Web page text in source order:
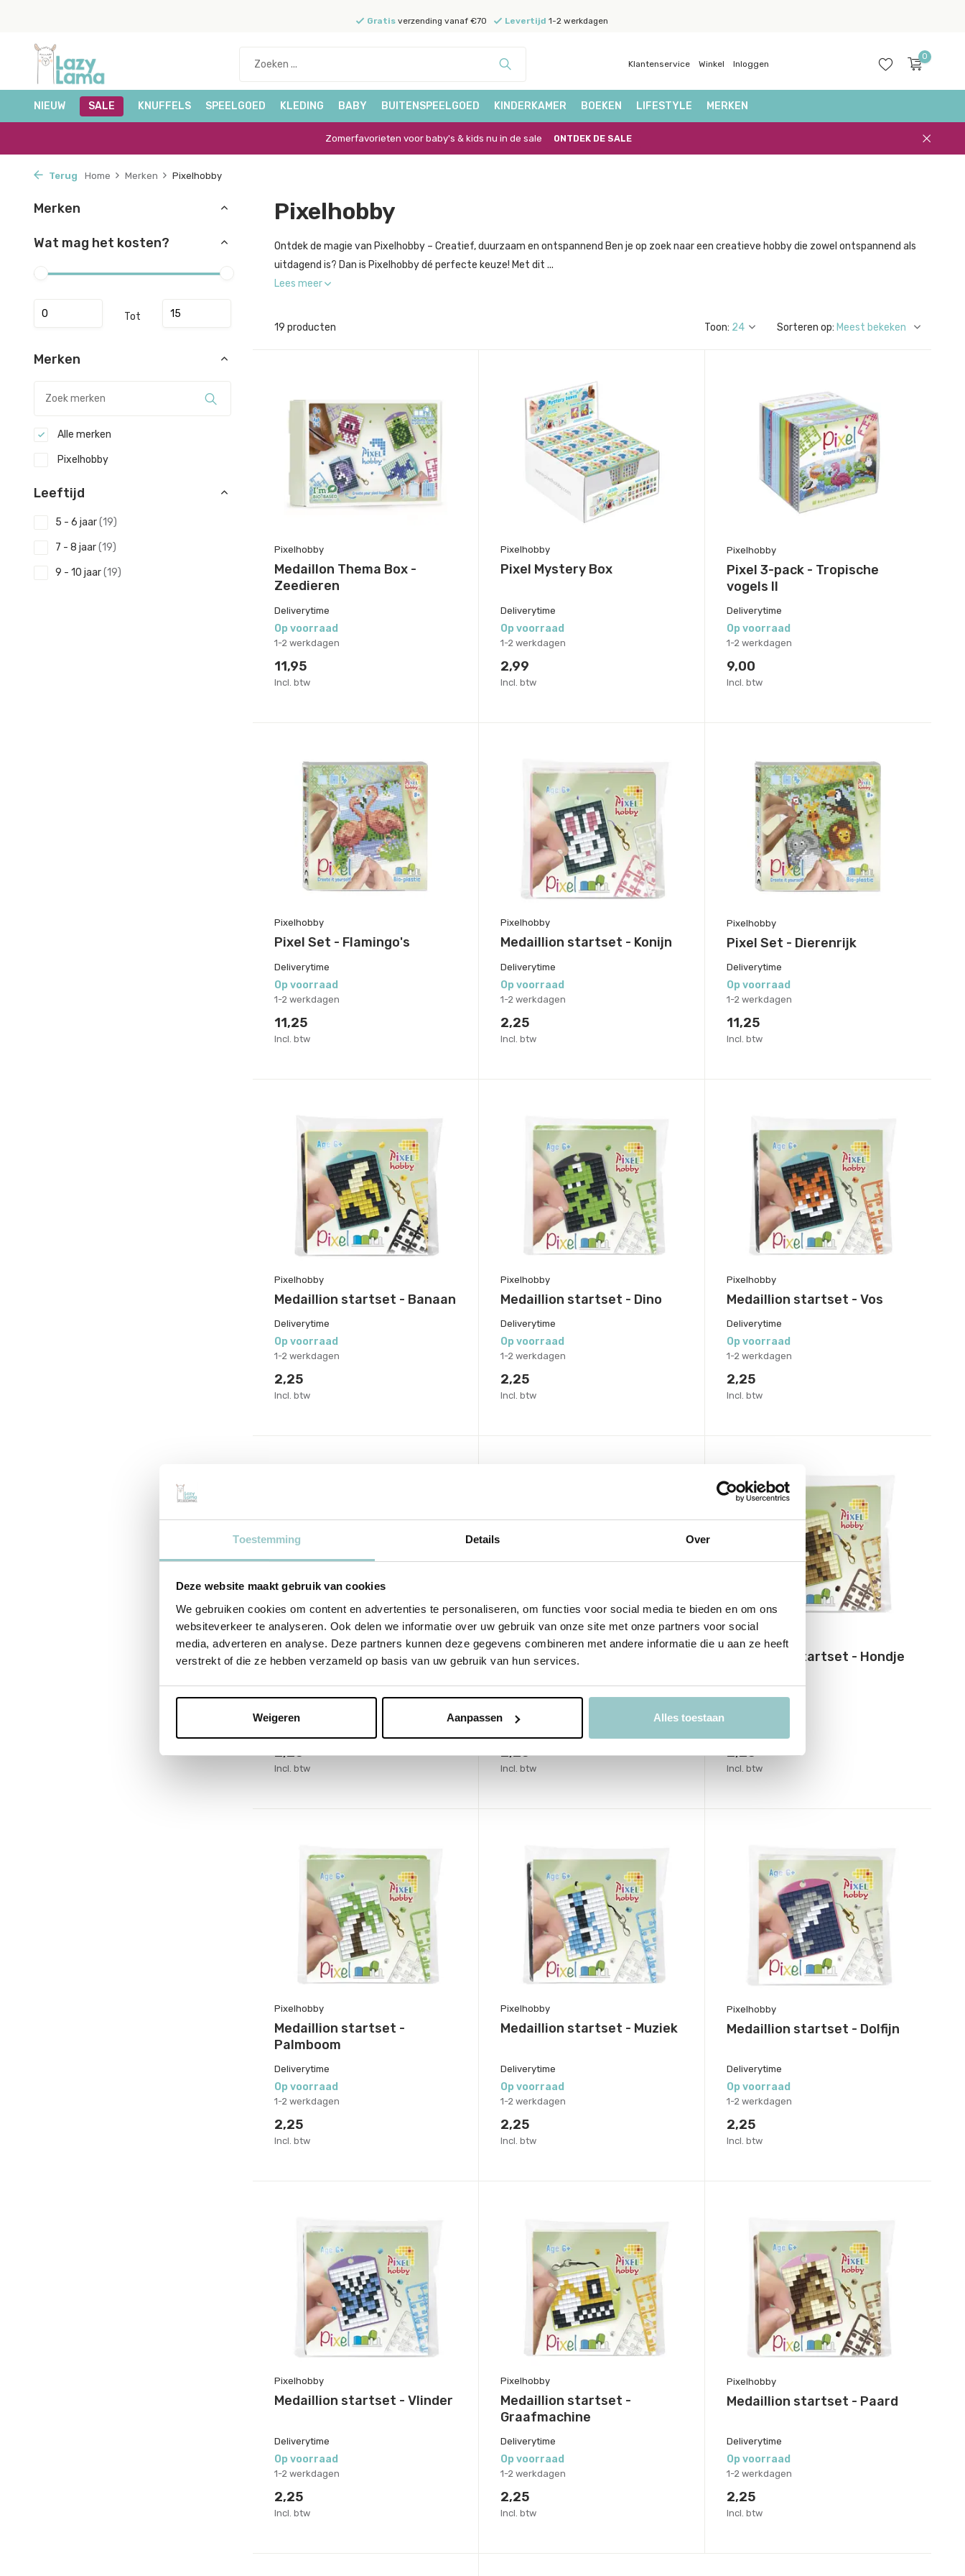
Toestemming Details Over
Deze website maakt gebruik van cookies
We gebruiken cookies om content en advertenties te personaliseren, om functies voor social media te bieden en om ons
websiteverkeer te analyseren. Ook delen we informatie over uw gebruik van onze site met onze partners voor social
media, adverteren en analyse. Deze partners kunnen deze gegevens combineren met andere informatie die u aan ze heeft
verstrekt of die ze hebben verzameld op basis van uw gebruik van hun services.
Weigeren Aanpassen Alles toestaan
Gratisverzending vanaf €70 Levertijd 1-2 werkdagen
Klantenservice Winkel Inloggen
0
NIEUW SALE KNUFFELS SPEELGOED KLEDING BABY BUITENSPEELGOED KINDERKAMER BOEKEN LIFESTYLE MERKEN
Zomerfavorieten voor baby's & kids nu in de sale ONTDEK DE SALE
Terug Home Merken Pixelhobby
Merken
Wat mag het kosten?
Tot
Merken
Alle merken
Pixelhobby
Leeftijd
5 - 6 jaar(19)
7 - 8 jaar(19)
9 - 10 jaar(19)
Pixelhobby
Ontdek de magie van Pixelhobby – Creatief, duurzaam en ontspannend Ben je op zoek naar een creatieve hobby die zowel ontspannend als
uitdagend is? Dan is Pixelhobby dé perfecte keuze! Met dit ...
Lees meer
19 producten Toon: Sorteren op:
Pixelhobby
Medaillon Thema Box -
Zeedieren
Deliverytime
Op voorraad
1-2 werkdagen
11,95
Incl. btw
Pixelhobby
Pixel Mystery Box
Deliverytime
Op voorraad
1-2 werkdagen
2,99
Incl. btw
Pixelhobby
Pixel 3-pack - Tropische
vogels II
Deliverytime
Op voorraad
1-2 werkdagen
9,00
Incl. btw
Pixelhobby
Pixel Set - Flamingo's
Deliverytime
Op voorraad
1-2 werkdagen
11,25
Incl. btw
Pixelhobby
Medaillion startset - Konijn
Deliverytime
Op voorraad
1-2 werkdagen
2,25
Incl. btw
Pixelhobby
Pixel Set - Dierenrijk
Deliverytime
Op voorraad
1-2 werkdagen
11,25
Incl. btw
Pixelhobby
Medaillion startset - Banaan
Deliverytime
Op voorraad
1-2 werkdagen
2,25
Incl. btw
Pixelhobby
Medaillion startset - Dino
Deliverytime
Op voorraad
1-2 werkdagen
2,25
Incl. btw
Pixelhobby
Medaillion startset - Vos
Deliverytime
Op voorraad
1-2 werkdagen
2,25
Incl. btw
Pixelhobby
Medaillion startset - Ster
Deliverytime
Op voorraad
2,25
Incl. btw
Pixelhobby
Medaillion startset -
Deliverytime
Op voorraad
2,25
Incl. btw
Medaillion startset - Hondje
Deliverytime
2,25
Incl. btw
Pixelhobby
Medaillion startset -
Palmboom
Deliverytime
Op voorraad
1-2 werkdagen
2,25
Incl. btw
Pixelhobby
Medaillion startset - Muziek
Deliverytime
Op voorraad
1-2 werkdagen
2,25
Incl. btw
Pixelhobby
Medaillion startset - Dolfijn
Deliverytime
Op voorraad
1-2 werkdagen
2,25
Incl. btw
Pixelhobby
Medaillion startset - Vlinder
Deliverytime
Op voorraad
1-2 werkdagen
2,25
Incl. btw
Pixelhobby
Medaillion startset -
Graafmachine
Deliverytime
Op voorraad
1-2 werkdagen
2,25
Incl. btw
Pixelhobby
Medaillion startset - Paard
Deliverytime
Op voorraad
1-2 werkdagen
2,25
Incl. btw